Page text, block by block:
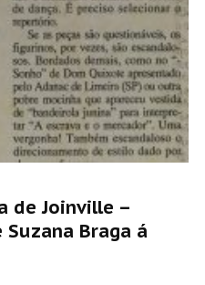
de Joinville –
Braga á